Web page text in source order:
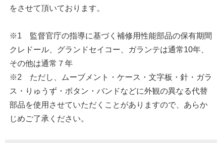
をさせて頂いております。
※1 監督官庁の指導に基づく補修用性能部品の保有期間
クレドール、グランドセイコー、ガランテは通常10年、
その他は通常７年
※2 ただし、ムーブメント・ケース・文字板・針・ガラ
ス・りゅうず・ボタン・バンドなどに外観の異なる代替
部品を使用させていただくことがありますので、あらか
じめご了承ください。